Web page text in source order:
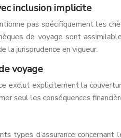
inclusion implicite
pas spécifiquement les
de voyage sont
la jurisprudence en vigueur.
voyage
exclut explicitement la
seul les conséquences
types d’assurance